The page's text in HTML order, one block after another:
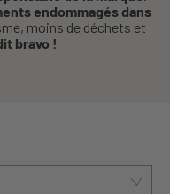
endommagés dans
moins de déchets et
bravo !